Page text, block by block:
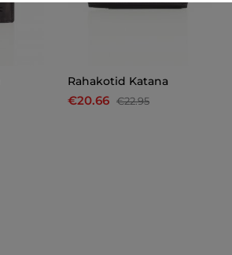
Rahakotid Katana
€20.66 €22.95